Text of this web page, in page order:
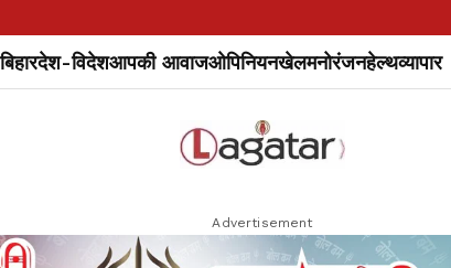
बिहारदेश-विदेशआपकी आवाजओपिनियनखेलमनोरंजनहेल्थव्यापार
Advertisement